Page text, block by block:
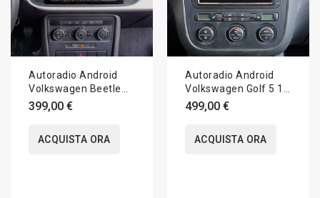
Autoradio Android
Volkswagen Beetle
5C 2011-2019 Apple
CarPlay 10 pollici
399,00 €
ACQUISTA ORA
Autoradio Android
Volkswagen Golf 5 1K
2003-2008 Apple
CarPlay 8 pollici
499,00 €
ACQUISTA ORA